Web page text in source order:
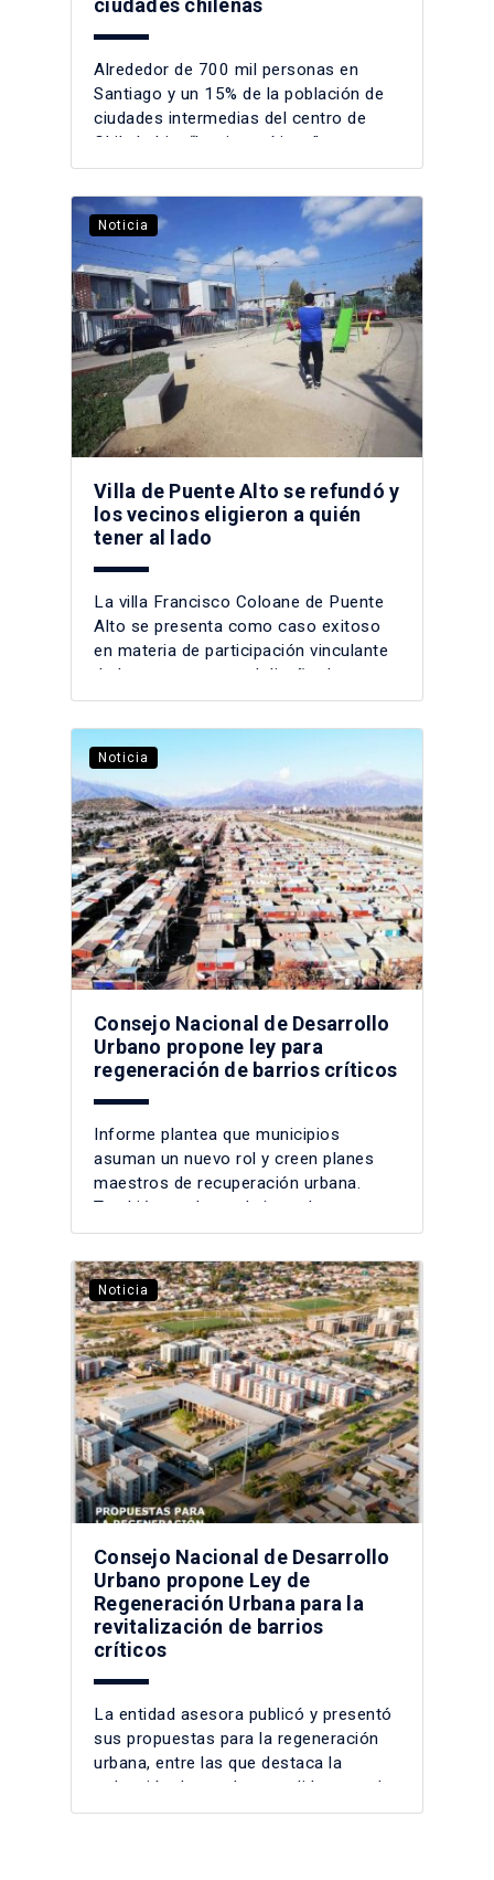
ciudades chilenas
Alrededor de 700 mil personas en
Santiago y un 15% de la población de
ciudades intermedias del centro de
Chile habita “barrios críticos”.
Noticia
Villa de Puente Alto se refundó y
los vecinos eligieron a quién
tener al lado
La villa Francisco Coloane de Puente
Alto se presenta como caso exitoso
en materia de participación vinculante
de las personas en el diseño de su
barrio.
Noticia
Consejo Nacional de Desarrollo
Urbano propone ley para
regeneración de barrios críticos
Informe plantea que municipios
asuman un nuevo rol y creen planes
maestros de recuperación urbana.
También, acelerar el cierre de
campamentos y promoción de
subsidios de arriendo.
Noticia
Consejo Nacional de Desarrollo
Urbano propone Ley de
Regeneración Urbana para la
revitalización de barrios
críticos
La entidad asesora publicó y presentó
sus propuestas para la regeneración
urbana, entre las que destaca la
redacción de una Ley, medidas para la
situación crítica de los campamentos,